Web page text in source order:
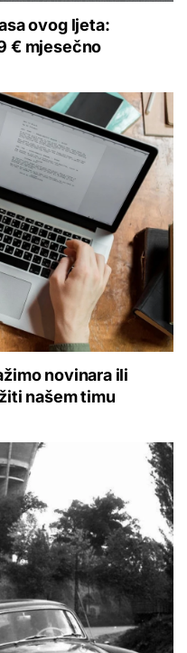
ovog ljeta:
€ mjesečno
novinara ili
našem timu